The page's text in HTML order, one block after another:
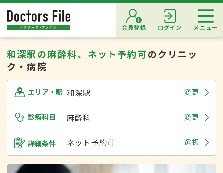
会員登録 ログイン メニュー
和深駅の麻酔科、ネット予約可のクリニッ
ク・病院
エリア・駅 和深駅 変更
診療科目 麻酔科 変更
詳細条件 ネット予約可 選択